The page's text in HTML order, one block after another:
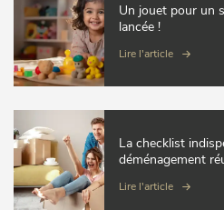
Un jouet pour un
lancée !
Lire l'article
La checklist
déménagement
Lire l'article